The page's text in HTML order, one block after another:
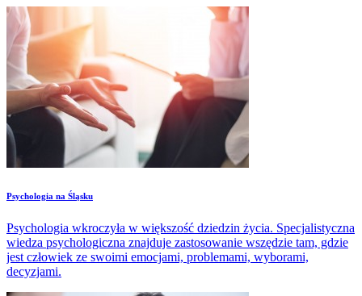
​Psychologia na Śląsku
Psychologia wkroczyła w większość dziedzin życia. Specjalistyczna
wiedza psychologiczna znajduje zastosowanie wszędzie tam, gdzie
jest człowiek ze swoimi emocjami, problemami, wyborami,
decyzjami.